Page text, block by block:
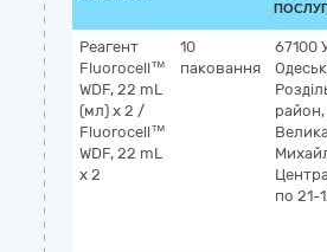
Реагент
Fluorocell™
WDF, 22 mL
(мл) х 2 /
Fluorocell™
WDF, 22 mL
х 2
10
паковання
67100
по 21-